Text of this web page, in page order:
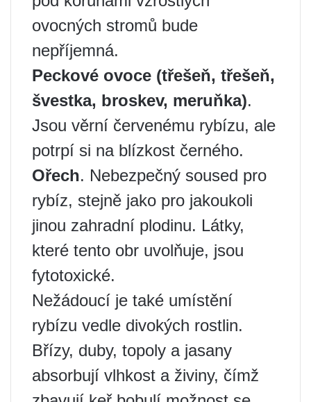
ovocných stromů bude
nepříjemná.
Peckové ovoce (třešeň, třešeň,
švestka, broskev, meruňka).
Jsou věrní červenému rybízu, ale
potrpí si na blízkost černého.
Ořech. Nebezpečný soused pro
rybíz, stejně jako pro jakoukoli
jinou zahradní plodinu. Látky,
které tento obr uvolňuje, jsou
fytotoxické.
Nežádoucí je také umístění
rybízu vedle divokých rostlin.
Břízy, duby, topoly a jasany
absorbují vlhkost a živiny, čímž